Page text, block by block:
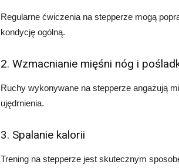
Regularne ćwiczenia na stepperze mogą
kondycję ogólną.
2. Wzmacnianie mięśni nóg i
Ruchy wykonywane na stepperze angażują
ujędrnienia.
3. Spalanie kalorii
Trening na stepperze jest skutecznym